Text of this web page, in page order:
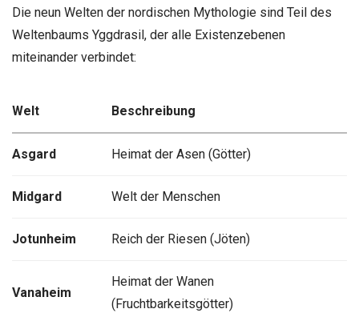
Die neun Welten der nordischen Mythologie sind Teil des
Weltenbaums Yggdrasil, der alle Existenzebenen
miteinander verbindet:
Welt Beschreibung
Asgard Heimat der Asen (Götter)
Midgard Welt der Menschen
Jotunheim Reich der Riesen (Jöten)
Vanaheim
Heimat der Wanen
(Fruchtbarkeitsgötter)